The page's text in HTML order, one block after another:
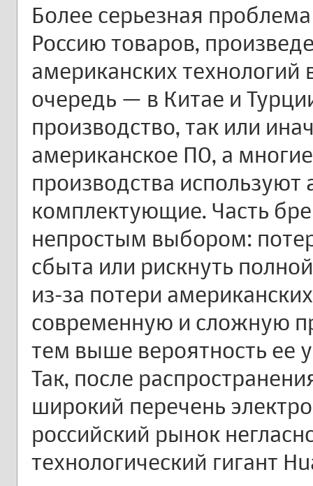
Более серьезная
Россию товаров,
американских технологий
очередь — в Китае и
производство, так или
американское ПО, а
производства
комплектующие. Часть
непростым выбором:
сбыта или рискнуть
из-за потери
современную и сложную
тем выше вероятность ее
Так, после
широкий перечень
российский рынок
технологический гигант